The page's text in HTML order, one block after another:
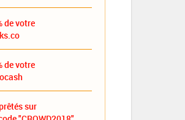
de votre
de votre
sur